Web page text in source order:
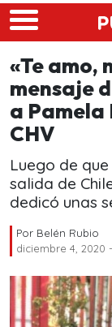
Skip to main
«Te amo,
mensaje
a Pamela
CHV
Luego de
salida de
dedicó unas
Por Belén Rubio
diciembre 4, 2020